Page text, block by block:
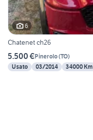
6
Chatenet ch26
5.500 €Pinerolo(TO)
Usato
03/2014 34000 Km